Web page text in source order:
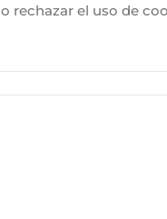
rechazar el uso de